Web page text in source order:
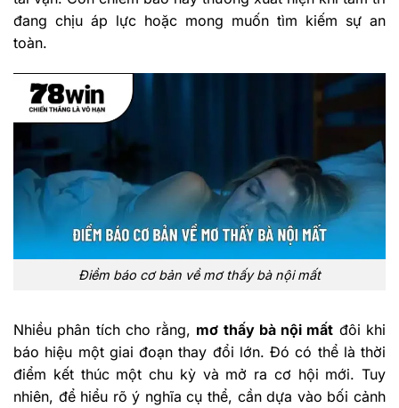
đang chịu áp lực hoặc mong muốn tìm kiếm sự an
toàn.
Điềm báo cơ bản về mơ thấy bà nội mất
Nhiều phân tích cho rằng, mơ thấy bà nội mất đôi khi
báo hiệu một giai đoạn thay đổi lớn. Đó có thể là thời
điểm kết thúc một chu kỳ và mở ra cơ hội mới. Tuy
nhiên, để hiểu rõ ý nghĩa cụ thể, cần dựa vào bối cảnh